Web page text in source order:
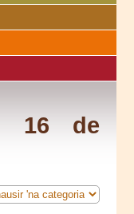
16 de